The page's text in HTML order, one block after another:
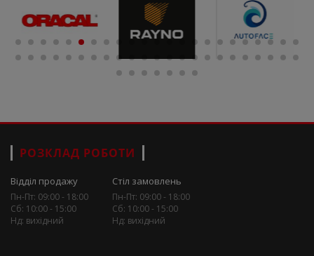
РОЗКЛАД РОБОТИ
Відділ продажу
Пн-Пт: 09:00 - 18:00
Сб: 10:00 - 15:00
Нд: вихідний
Стіл замовлень
Пн-Пт: 09:00 - 18:00
Сб: 10:00 - 15:00
Нд: вихідний